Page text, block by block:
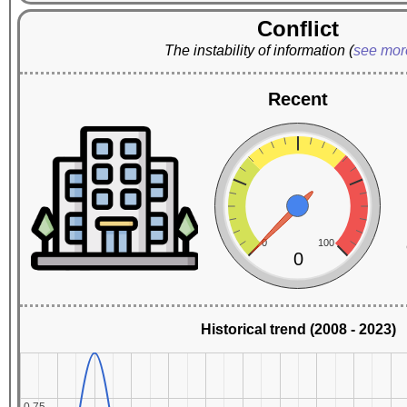
Conflict
The instability of information (see
Recent
0 100
0
Historical trend (2008 - 2023)